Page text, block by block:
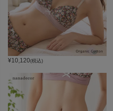
¥10,120(税込)